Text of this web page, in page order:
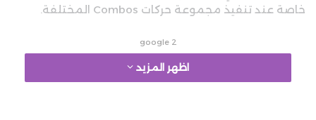
خاصة عند تنفيذ مجموعة حركات Combos المختلفة.
google 2
اظهر المزيد